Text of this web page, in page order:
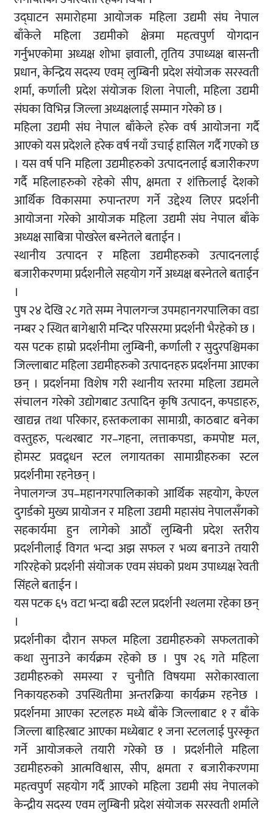
उद्घाटन समारोहमा आयोजक महिला उद्यमी संघ नेपाल
बाँकेले महिला उद्यमीको क्षेत्रमा महत्वपुर्ण योगदान
गर्नुभएकोमा अध्यक्ष शोभा ज्ञवाली, तृतिय उपाध्यक्ष बासन्ती
प्रधान, केन्द्रिय सदस्य एवम् लुम्बिनी प्रदेश संयोजक सरस्वती
शर्मा, कर्णाली प्रदेश संयोजक शिला नेपाली, महिला उद्यमी
संघका विभिन्न जिल्ला अध्यक्षलाई सम्मान गरेको छ ।
महिला उद्यमी संघ नेपाल बाँकेले हरेक वर्ष आयोजना गर्दै
आएको यस प्रदेशले हरेक वर्ष नयाँ उचाई हासिल गर्दै गएको छ
। यस वर्ष पनि महिला उद्यमीहरुको उत्पादनलाई बजारीकरण
गर्दै महिलाहरुको रहेको सीप, क्षमता र शंक्तिलाई देशको
आर्थिक विकासमा रुपान्तरण गर्ने उद्देश्य लिएर प्रदर्शनी
आयोजना गरेको आयोजक महिला उद्यमी संघ नेपाल बाँके
अध्यक्ष साबित्रा पोखरेल बस्नेतले बताईन ।
स्थानीय उत्पादन र महिला उद्यमीहरुको उत्पादनलाई
बजारीकरणमा प्रर्दशनीले सहयोग गर्ने अध्यक्ष बस्नेतले बताईन
।
पुष २४ देखि २८ गते सम्म नेपालगन्ज उपमहानगरपालिका वडा
नम्बर २ स्थित बागेश्वारी मन्दिर परिसरमा प्रदर्शनी भैरहेको छ ।
यस पटक हाम्रो प्रदर्शनीमा लुम्बिनी, कर्णाली र सुदुरपश्चिमका
जिल्लाबाट महिला उद्यमीहरुको उत्पादनहरु प्रदर्शनमा आएका
छन् । प्रदर्शनमा विशेष गरी स्थानीय स्तरमा महिला उद्यमले
संचालन गरेको उद्योगबाट उत्पादिन कृषि उत्पादन, कपडाहरु,
खाद्यन्न तथा परिकार, हस्तकलाका सामाग्री, काठबाट बनेका
वस्तुहरु, पत्थरबाट गर–गहना, लत्ताकपडा, कमपोष्ट मल,
होमस्ट प्रवद्र्धन स्टल लगायतका सामाग्रीहरुका स्टल
प्रदर्शनीमा रहनेछन् ।
नेपालगन्ज उप–महानगरपालिकाको आर्थिक सहयोग, केएल
दुगर्डको मुख्य प्रायोजन र महिला उद्यमी महासंघ नेपालसँगको
सहकार्यमा हुन लागेको आठौं लुम्बिनी प्रदेश स्तरीय
प्रदर्शनीलाई विगत भन्दा अझ सफल र भव्य बनाउने तयारी
गरिरहेको प्रदर्शनी संयोजक एवम संघको प्रथम उपाध्यक्ष रेवती
सिंहले बताईन ।
यस पटक ६५ वटा भन्दा बढी स्टल प्रदर्शनी स्थलमा रहेका छन्
।
प्रदर्शनीका दौरान सफल महिला उद्यमीहरुको सफलताको
कथा सुनाउने कार्यक्रम रहेको छ । पुष २६ गते महिला
उद्यमीहरुको समस्या र चुनौति विषयमा सरोकारवाला
निकायहरुको उपस्थितीमा अन्तरक्रिया कार्यक्रम रहनेछ ।
प्रदर्शनमा आएका स्टलहरु मध्ये बाँके जिल्लाबाट १ र बाँके
जिल्ला बाहिरबाट आएका मध्येबाट १ जना स्टललाई पुरस्कृत
गर्ने आयोजकले तयारी गरेको छ । प्रदर्शनीले महिला
उद्यमीहरुको आत्मविश्वास, सीप, क्षमता र बजारीकरणमा
महत्वपुर्ण सहयोग गर्दै आएको महिला उद्यमी संघ नेपालको
केन्द्रीय सदस्य एवम लुम्बिनी प्रदेश संयोजक सरस्वती शर्माले